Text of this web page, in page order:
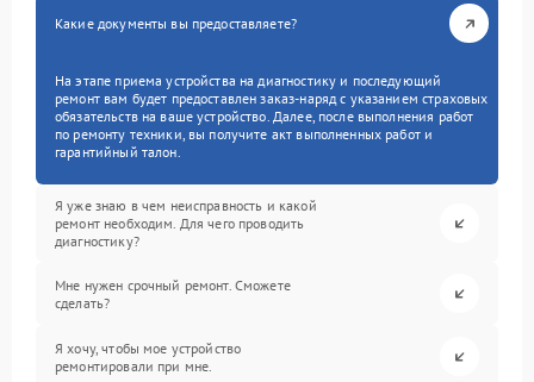
Какие документы вы предоставляете?
На этапе приема устройства на диагностику и последующий
ремонт вам будет предоставлен заказ-наряд с указанием страховых
обязательств на ваше устройство. Далее, после выполнения работ
по ремонту техники, вы получите акт выполненных работ и
гарантийный талон.
Я уже знаю в чем неисправность и какой
ремонт необходим. Для чего проводить
диагностику?
Мне нужен срочный ремонт. Сможете
сделать?
Я хочу, чтобы мое устройство
ремонтировали при мне.